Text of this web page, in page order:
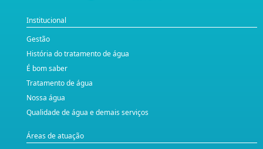
Institucional
Gestão
História do tratamento de água
É bom saber
Tratamento de água
Nossa água
Qualidade de água e demais serviços
Áreas de atuação